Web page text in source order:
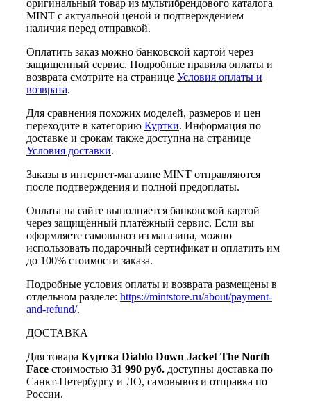
оригинальный товар из мультибрендового каталога
MINT с актуальной ценой и подтверждением
наличия перед отправкой.
Оплатить заказ можно банковской картой через
защищенный сервис. Подробные правила оплаты и
возврата смотрите на странице Условия оплаты и
возврата.
Для сравнения похожих моделей, размеров и цен
переходите в категорию Куртки. Информация по
доставке и срокам также доступна на странице
Условия доставки.
Заказы в интернет-магазине MINT отправляются
после подтверждения и полной предоплаты.
Оплата на сайте выполняется банковской картой
через защищённый платёжный сервис. Если вы
оформляете самовывоз из магазина, можно
использовать подарочный сертификат и оплатить им
до 100% стоимости заказа.
Подробные условия оплаты и возврата размещены в
отдельном разделе: https://mintstore.ru/about/payment-
and-refund/.
ДОСТАВКА
Для товара Куртка Diablo Down Jacket The North
Face стоимостью 31 990 руб. доступны доставка по
Санкт-Петербургу и ЛО, самовывоз и отправка по
России.